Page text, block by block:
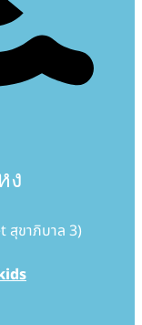
ง
สุขาภิบาล 3)